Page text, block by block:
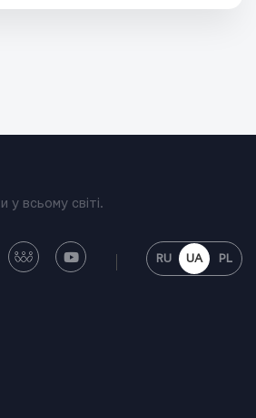
у всьому світі.
RU UA PL